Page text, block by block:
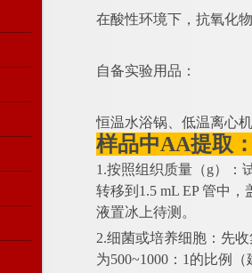
在酸性环境下，抗氧化
自备实验用品：
恒温水浴锅、低温离心
样品中AA提取
1.按照组织质量（g）：
转移到1.5 mL EP 管中
液置冰上待测。
2.细菌或培养细胞：先
为500~1000：1的比例